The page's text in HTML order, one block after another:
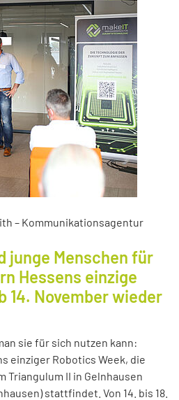
– Kommunikationsagentur
junge Menschen für
Hessens einzige
14. November wieder
sie für sich nutzen kann:
einziger Robotics Week, die
Triangulum II in Gelnhausen
stattfindet. Von 14. bis 18.